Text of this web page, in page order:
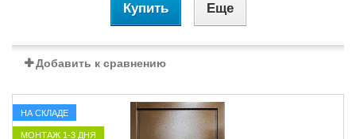
Купить Еще
Добавить к сравнению
НА СКЛАДЕ
МОНТАЖ 1-3 ДНЯ